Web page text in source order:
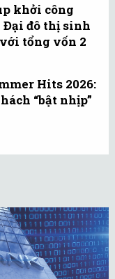
khởi công
Đại đô thị sinh
tổng vốn 2
Hits 2026:
“bật nhịp”